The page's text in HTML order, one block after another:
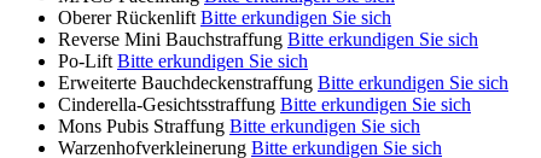
Oberer Rückenlift Bitte erkundigen Sie sich
Reverse Mini Bauchstraffung Bitte erkundigen Sie sich
Po-Lift Bitte erkundigen Sie sich
Erweiterte Bauchdeckenstraffung Bitte erkundigen Sie sich
Cinderella-Gesichtsstraffung Bitte erkundigen Sie sich
Mons Pubis Straffung Bitte erkundigen Sie sich
Warzenhofverkleinerung Bitte erkundigen Sie sich